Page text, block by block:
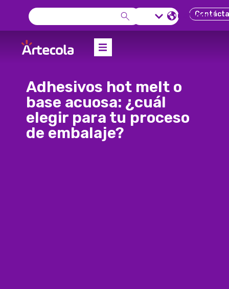
Colombia
Adhesivos hot melt o
base acuosa: ¿cuál
elegir para tu proceso
de embalaje?